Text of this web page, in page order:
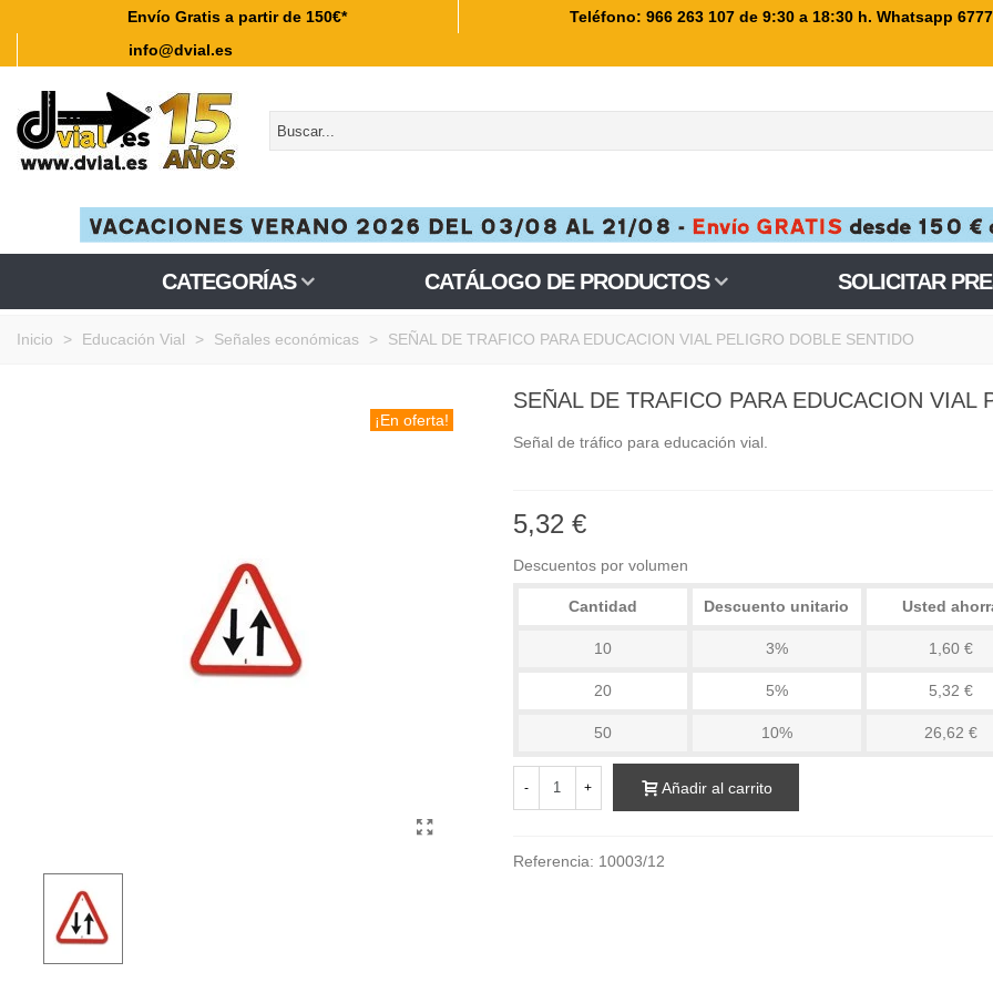
Envío Gratis a partir de 150€* Teléfono: 966 263 107 de 9:30 a 18:30 h. Whatsapp
info@dvial.es
CATEGORÍAS CATÁLOGO DE PRODUCTOS SOLICITAR
Inicio > Educación Vial > Señales económicas > SEÑAL DE TRAFICO PARA EDUCACION VIAL PELIGRO DOBLE SENTIDO
¡En oferta!
SEÑAL DE TRAFICO PARA EDUCACION VIAL
Señal de tráfico para educación vial.
5,32 €
Descuentos por volumen
Cantidad Descuento unitario Usted
10 3% 1,60 €
20 5% 5,32 €
50 10% 26,62 €
- + Añadir al carrito
Referencia: 10003/12